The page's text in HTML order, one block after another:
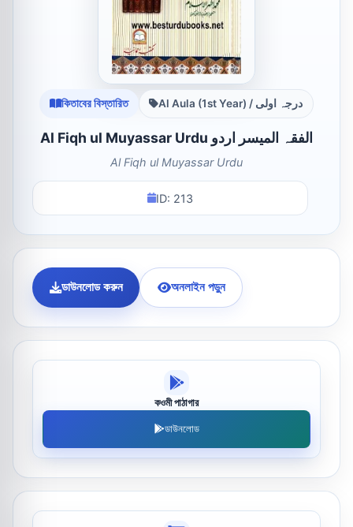
কিতাবের বিস্তারিত Al Aula (1st Year) / درجہ اولی
Al Fiqh ul Muyassar Urdu الفقہ المیسر اردو
Al Fiqh ul Muyassar Urdu
ID: 213
ডাউনলোড করুন অনলাইন পড়ুন
কওমী পাঠাগার
ডাউনলোড